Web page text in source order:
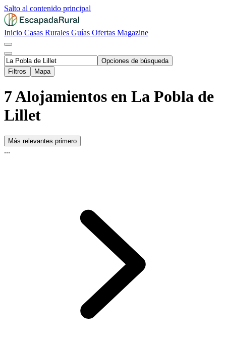
Salto al contenido principal
Inicio Casas Rurales Guías Ofertas Magazine
Opciones de búsqueda
Filtros
Mapa
7 Alojamientos en La Pobla de
Lillet
Más relevantes primero
...